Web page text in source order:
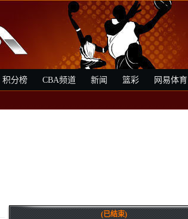
积分榜 CBA频道 新闻 篮彩 网易体育
(已结束)